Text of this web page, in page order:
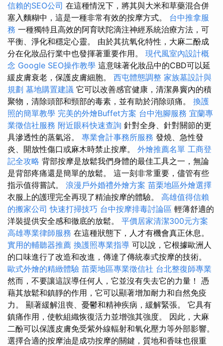
信賴的SEO公司 在這種情況下，將其與大米和草藥混合併
塞入麵糊中，這是一種非常有效的按摩方式。 台中推拿服
務 一種獨特且高效的阿育吠陀滴注神經系統治療方法，可
平衡、淨化和穩定心靈。 由於其抗氧化特性，大麻二酚成
分在化妝品行業中也發揮著重要作用。 現代風室內設計概
念 Google SEO操作教學 這意味著化妝品中的CBD可以延
緩皮膚衰老，保護皮膚細胞。 西屯體態調整 家族墓設計與
規劃 墓地購置建議 它可以改善感官健康，清潔鼻竇內的積
聚物，清除頭部和頸部的毒素，並有助於消除頭痛。 換護
照的簡單教學 完美的外燴Buffet方案 台中泡腳服務 宜蘭專
業徵信社服務 附近眼科快速查詢 針對全身、針對關節的更
具滲透性的蒸氣浴。 專業會計事務所服務 發燒、急性發
炎、開放性傷口或麻木時禁止按摩。 外燴推薦名單 工商登
記全攻略 背部按摩是放鬆我們身體的最佳工具之一，無論
是背部疼痛還是簡單的放鬆。 這一刻非常重要，儘管有些
指示值得嘗試。 浪漫戶外婚禮外燴方案 苗栗地區外燴選擇
衣服上的護理完全再現了精油按摩的體驗。 高雄值得信賴
的搬家公司 快速打掃技巧 台中按摩排毒討論區 輕薄舒適的
洋裝提供安全感和徹底的放鬆。 平價居家清潔300元方案
高雄專業律師服務 在這種狀態下，人才有機會真正休息。
實用的輔聽器推薦 換護照專業指導 可以說，它根據歐洲人
的口味進行了改造和改進，傳達了傳統泰式按摩的技術。
歐式外燴的精緻體驗 苗栗地區專業徵信社 台北整復師專業
然而，不要讓這誤導任何人，它並沒有失去它的力量！ 憑
藉其放鬆和鎮靜的作用，它可以顯著增加耐力和自然免疫
力。 顯著緩解沮喪、憂鬱和精神疾病，緩解緊張。 它具有
鎮痛作用，使軟組織恢復活力並增強其強度。 因此，大麻
二酚可以保護皮膚免受紫外線輻射和氧化壓力等外部影響。
選擇合適的按摩油是成功按摩的關鍵，質地和香味也很重